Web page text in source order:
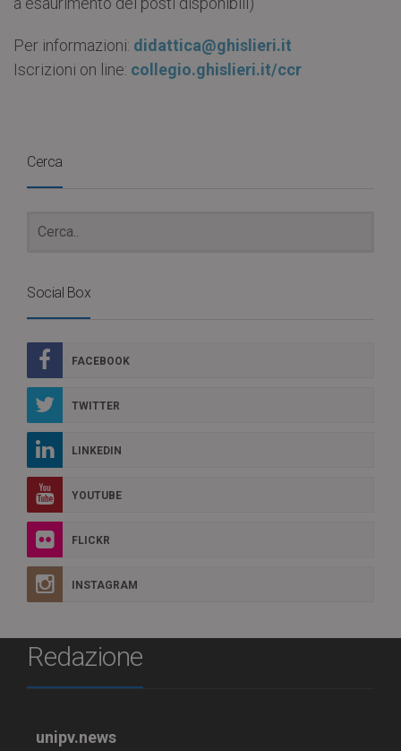
Per informazioni: didattica@ghislieri.it
Iscrizioni on line: collegio.ghislieri.it/ccr
Cerca
Social Box
FACEBOOK
TWITTER
LINKEDIN
YOUTUBE
FLICKR
INSTAGRAM
Redazione
unipv.news